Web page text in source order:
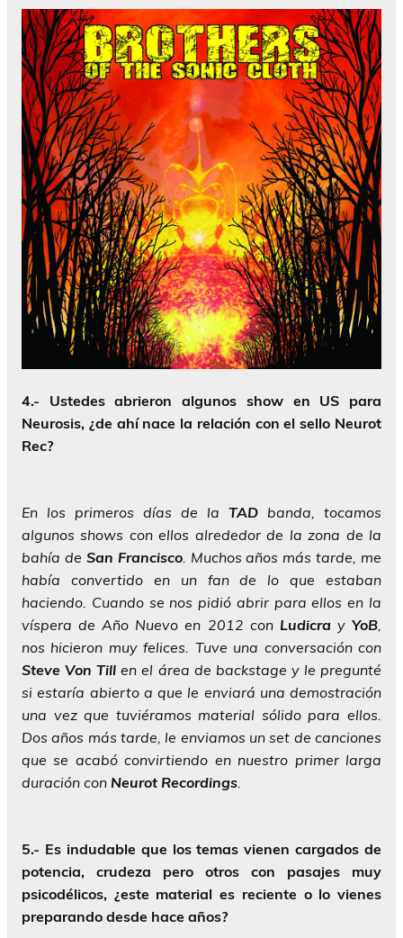
4.- Ustedes abrieron algunos show en US para
Neurosis, ¿de ahí nace la relación con el sello Neurot
Rec?
En los primeros días de la TAD banda, tocamos
algunos shows con ellos alrededor de la zona de la
bahía de San Francisco. Muchos años más tarde, me
había convertido en un fan de lo que estaban
haciendo. Cuando se nos pidió abrir para ellos en la
víspera de Año Nuevo en 2012 con Ludicra yYoB,
nos hicieron muy felices. Tuve una conversación con
Steve Von Till en el área de backstage y le pregunté
si estaría abierto a que le enviará una demostración
una vez que tuviéramos material sólido para ellos.
Dos años más tarde, le enviamos un set de canciones
que se acabó convirtiendo en nuestro primer larga
duración con Neurot Recordings.
5.- Es indudable que los temas vienen cargados de
potencia, crudeza pero otros con pasajes muy
psicodélicos, ¿este material es reciente o lo vienes
preparando desde hace años?